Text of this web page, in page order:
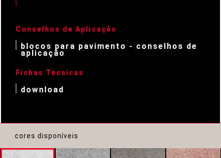
Conselhos de Aplicação
blocos para pavimento - conselhos de
aplicação
Fichas Técnicas
download
cores disponíveis